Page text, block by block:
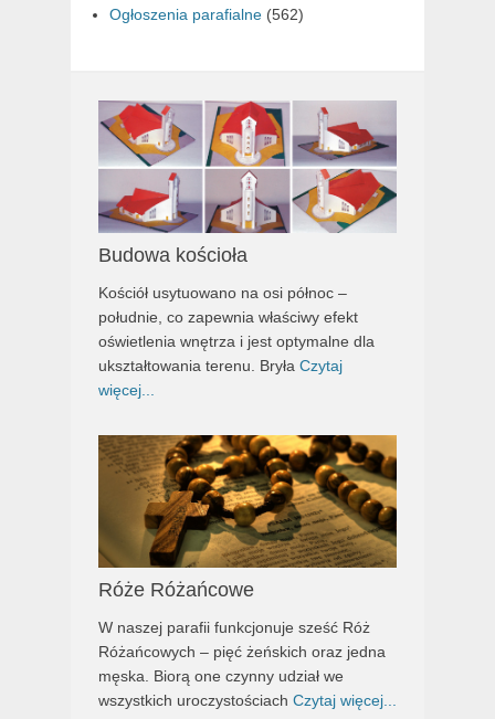
Ogłoszenia parafialne (562)
Budowa kościoła
Kościół usytuowano na osi północ –
południe, co zapewnia właściwy efekt
oświetlenia wnętrza i jest optymalne dla
ukształtowania terenu. Bryła Czytaj
więcej...
Róże Różańcowe
W naszej parafii funkcjonuje sześć Róż
Różańcowych – pięć żeńskich oraz jedna
męska. Biorą one czynny udział we
wszystkich uroczystościach Czytaj więcej...